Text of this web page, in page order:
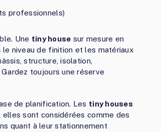
professionnels)
Une tiny house sur mesure en
niveau de finition et les matériaux
structure, isolation,
toujours une réserve
de planification. Les tiny houses
elles sont considérées comme des
quant à leur stationnement